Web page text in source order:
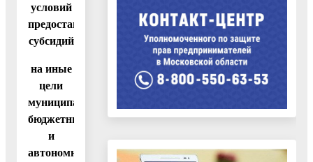
условий
предоставления
субсидий
на иные
цели
муниципальным
бюджетным
и
автономным